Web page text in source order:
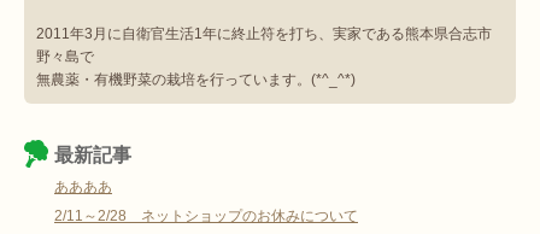
2011年3月に自衛官生活1年に終止符を打ち、実家である熊本県合志市
野々島で
無農薬・有機野菜の栽培を行っています。(*^_^*)
最新記事
ああああ
2/11～2/28 ネットショップのお休みについて